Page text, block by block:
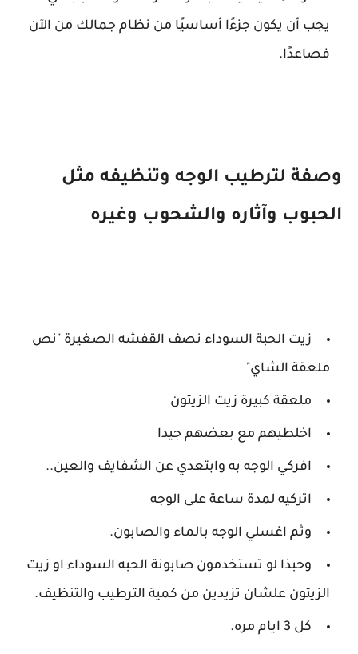
يجب أن يكون جزءًا أساسيًا من نظام جمالك من الآن
فصاعدًا.
وصفة لترطيب الوجه وتنظيفه مثل
الحبوب وآثاره والشحوب وغيره
زيت الحبة السوداء نصف القفشه الصغيرة "نص
ملعقة الشاي"
ملعقة كبيرة زيت الزيتون
اخلطيهم مع بعضهم جيدا
افركي الوجه به وابتعدي عن الشفايف والعين..
اتركيه لمدة ساعة على الوجه
وثم اغسلي الوجه بالماء والصابون.
وحبذا لو تستخدمون صابونة الحبه السوداء او زيت
الزيتون علشان تزيدين من كمية الترطيب والتنظيف.
كل 3 ايام مره.